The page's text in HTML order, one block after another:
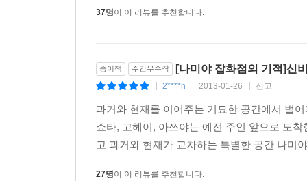
살고 있는 결점투성이의 젊은이들이 그러한 기
젊은이들로 했습니다. 타인의 고민 따위에는
과거에서 날아온 편지를 받았을 때 어떻게 행동할
“뭔가 설명은 잘 못하겠지만…….” 고헤이가 우물
“지금까지 살아오면서 오늘 밤 처음으로 남에게
37명이 이 리뷰를 추천합니다.
종이책 주간우수작 [나미야 잡화점의 기적]신
2****n 2013-01-26 신고
과거와 현재를 이어주는 기묘한 공간에서 벌
쇼타, 고헤이, 아쓰야는 예전 주인 앞으로 도
고 과거와 현재가 교차하는 특별한 공간 나미
27명이 이 리뷰를 추천합니다.